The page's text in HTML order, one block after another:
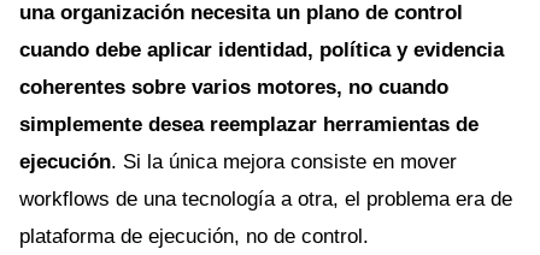
una organización necesita un plano de control
cuando debe aplicar identidad, política y evidencia
coherentes sobre varios motores, no cuando
simplemente desea reemplazar herramientas de
ejecución. Si la única mejora consiste en mover
workflows de una tecnología a otra, el problema era de
plataforma de ejecución, no de control.